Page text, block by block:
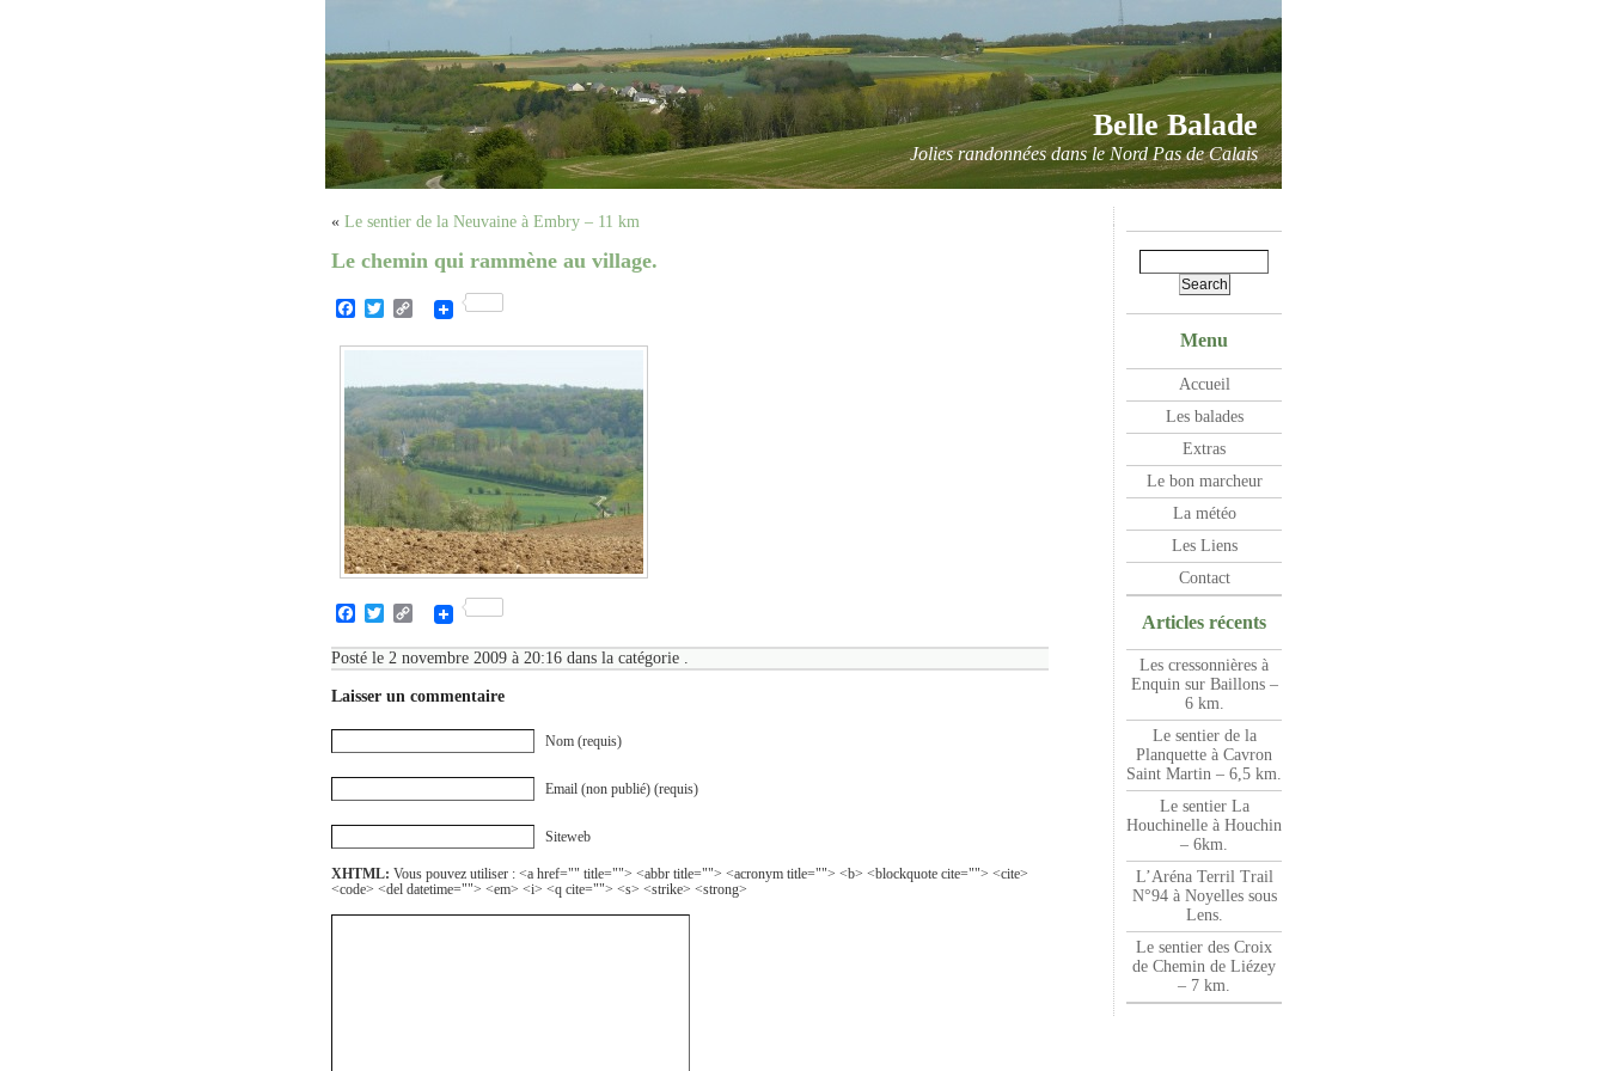
Belle Balade
Jolies randonnées dans le Nord Pas de Calais
« Le sentier de la Neuvaine à Embry – 11 km
Le chemin qui rammène au village.
Facebook
TwitterCopy
Facebook
TwitterCopy
Posté le 2 novembre 2009 à 20:16 dans la catégorie .
Laisser un commentaire
Nom (requis)
Email (non publié) (requis)
Siteweb
XHTML: Vous pouvez utiliser : <a href="" title=""> <abbr title=""> <acronym title=""> <b> <blockquote cite=""> <cite>
<code> <del datetime=""> <em> <i> <q cite=""> <s> <strike> <strong>
Menu
Accueil
Les balades
Extras
Le bon marcheur
La météo
Les Liens
Contact
Articles récents
Les cressonnières à
Enquin sur Baillons –
6 km.
Le sentier de la
Planquette à Cavron
Saint Martin – 6,5 km.
Le sentier La
Houchinelle à Houchin
– 6km.
L’Aréna Terril Trail
N°94 à Noyelles sous
Lens.
Le sentier des Croix
de Chemin de Liézey
– 7 km.